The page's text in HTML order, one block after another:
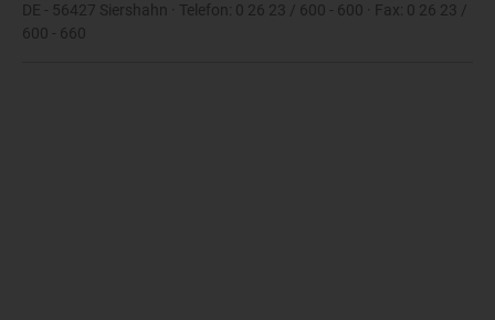
DE - 56427 Siershahn · Telefon: 0 26 23 / 600 - 600 · Fax: 0 26 23 /
600 - 660